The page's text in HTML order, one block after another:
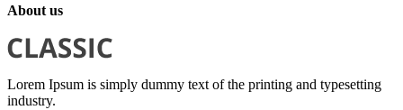
About us
Lorem Ipsum is simply dummy text of the printing and typesetting
industry.